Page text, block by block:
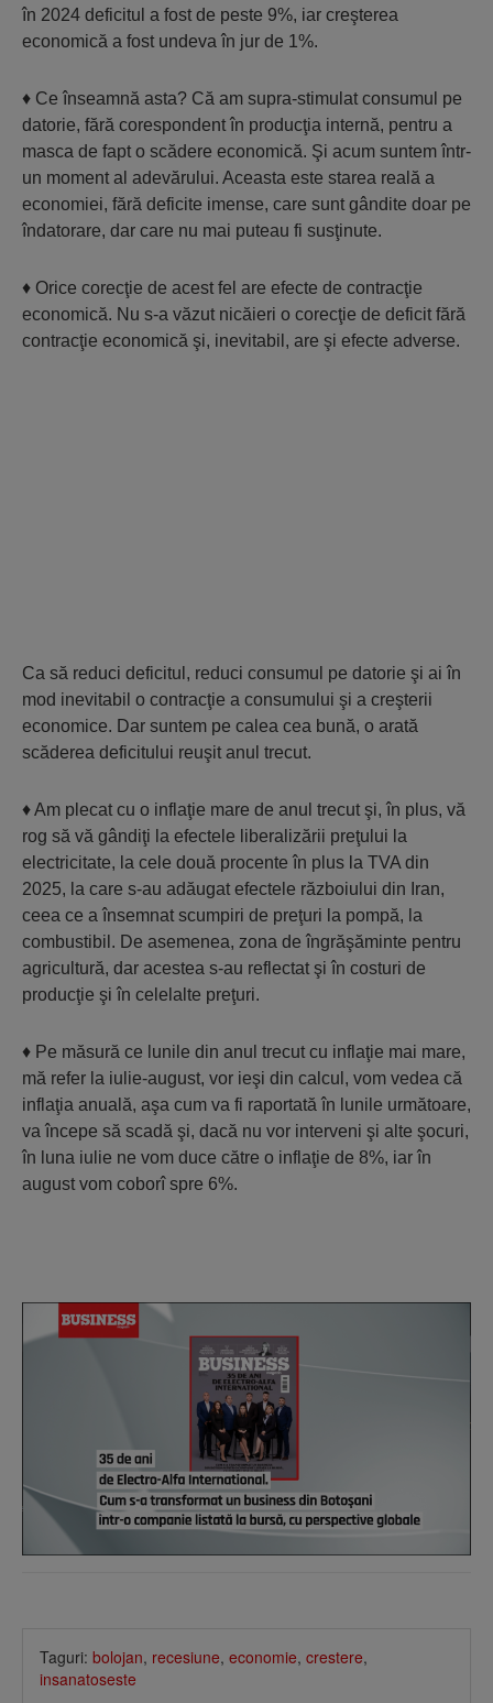
în 2024 deficitul a fost de peste 9%, iar creşterea
economică a fost undeva în jur de 1%.
♦ Ce înseamnă asta? Că am supra-stimulat consumul pe
datorie, fără corespondent în producţia internă, pentru a
masca de fapt o scădere economică. Şi acum suntem într-
un moment al adevărului. Aceasta este starea reală a
economiei, fără deficite imense, care sunt gândite doar pe
îndatorare, dar care nu mai puteau fi susţinute.
♦ Orice corecţie de acest fel are efecte de contracţie
economică. Nu s-a văzut nicăieri o corecţie de deficit fără
contracţie economică şi, inevitabil, are şi efecte adverse.
Ca să reduci deficitul, reduci consumul pe datorie şi ai în
mod inevitabil o contracţie a consumului şi a creşterii
economice. Dar suntem pe calea cea bună, o arată
scăderea deficitului reuşit anul trecut.
♦ Am plecat cu o inflaţie mare de anul trecut şi, în plus, vă
rog să vă gândiţi la efectele liberalizării preţului la
electricitate, la cele două procente în plus la TVA din
2025, la care s-au adăugat efectele războiului din Iran,
ceea ce a însemnat scumpiri de preţuri la pompă, la
combustibil. De asemenea, zona de îngrăşăminte pentru
agricultură, dar acestea s-au reflectat şi în costuri de
producţie şi în celelalte preţuri.
♦ Pe măsură ce lunile din anul trecut cu inflaţie mai mare,
mă refer la iulie-august, vor ieşi din calcul, vom vedea că
inflaţia anuală, aşa cum va fi raportată în lunile următoare,
va începe să scadă şi, dacă nu vor interveni şi alte şocuri,
în luna iulie ne vom duce către o inflaţie de 8%, iar în
august vom coborî spre 6%.
Taguri: bolojan, recesiune, economie, crestere,
insanatoseste